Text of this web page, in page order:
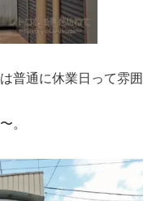
普通に休業日って雰囲
。